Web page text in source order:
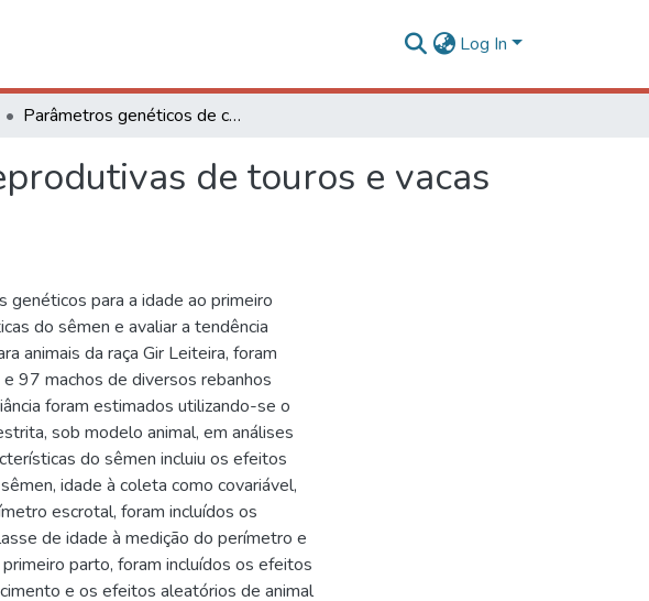
Log In
Parâmetros genéticos de características reprodutivas de touros e vacas Gir leiteiro
de touros e vacas
para a idade ao primeiro
do sêmen e avaliar a tendência
animais da raça Gir Leiteira, foram
97 machos de diversos rebanhos
foram estimados utilizando-se o
sob modelo animal, em análises
do sêmen incluiu os efeitos
idade à coleta como covariável,
escrotal, foram incluídos os
de idade à medição do perímetro e
parto, foram incluídos os efeitos
e os efeitos aleatórios de animal